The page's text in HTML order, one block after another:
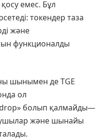
емес. Бұл
токендер таза
және
функционалды
шынымен де TGE
ол
болып қалмайды—
және шынайы